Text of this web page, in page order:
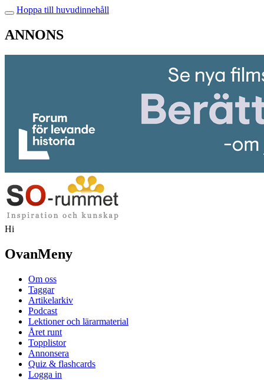
Hoppa till huvudinnehåll
ANNONS
Hi
OvanMeny
Om oss
Taggar
Artikelarkiv
Podcast
Lektioner och lärarmaterial
Året runt
Topplistor
Annonsera
Quiz & flashcards
Logga in